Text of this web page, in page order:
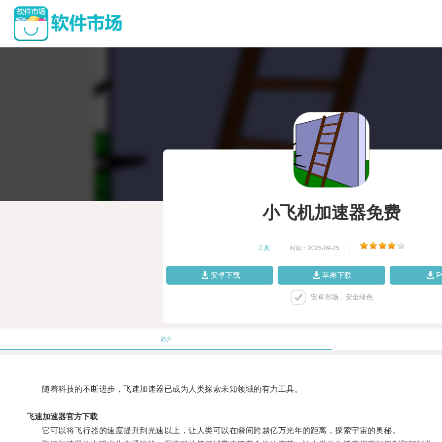
小飞机加速器免费
工具 时间：2025-09-25
安卓下载 苹果下载
安卓市场，安全绿色
简介
随着科技的不断进步，飞速加速器已成为人类探索未知领域的有力工具。
飞速加速器官方下载
它可以将飞行器的速度提升到光速以上，让人类可以在瞬间跨越亿万光年的距离，探索宇宙的奥秘。